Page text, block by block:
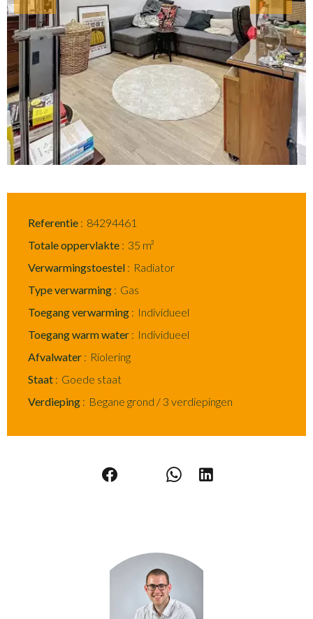
Referentie
84294461
Totale oppervlakte
35 m²
Verwarmingstoestel
Radiator
Type verwarming
Gas
Toegang verwarming
Individueel
Toegang warm water
Individueel
Afvalwater
Riolering
Staat
Goede staat
Verdieping
Begane grond / 3 verdiepingen